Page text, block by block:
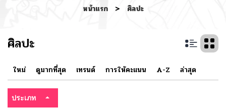
หน้าแรก > ศิลปะ
ศิลปะ
ใหม่ ดูมากที่สุด เทรนด์ การให้คะแนน A-Z ล่าสุด
ประเภท